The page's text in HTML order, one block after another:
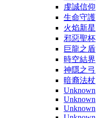
虔誠信仰
生命守護
火焰新星
邪惡聖杯
巨龍之盾
時空結界
神隱之弓
暗裔法杖
Unknown
Unknown
Unknown